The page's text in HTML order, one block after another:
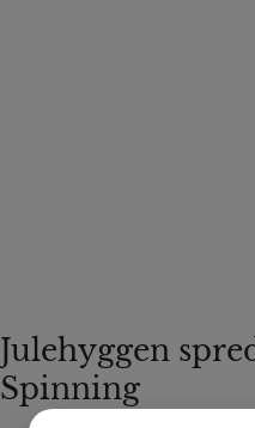
Julehyggen
Spinning